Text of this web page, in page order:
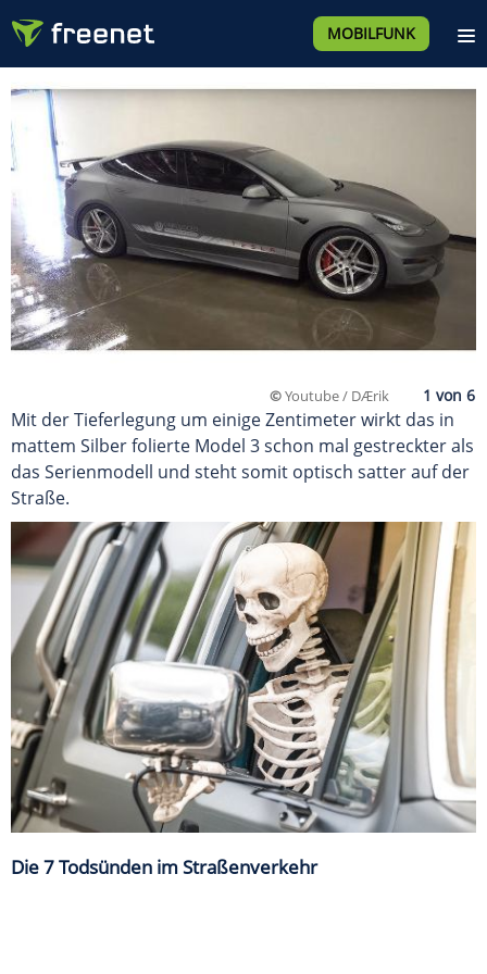
MOBILFUNK
©Youtube / DÆrik
Mit der Tieferlegung um einige Zentimeter wirkt das in
mattem Silber folierte Model 3 schon mal gestreckter als
das Serienmodell und steht somit optisch satter auf der
Straße.
Die 7 Todsünden im Straßenverkehr